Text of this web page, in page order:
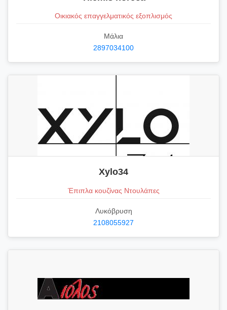
Οικιακός επαγγελματικός εξοπλισμός
Μάλια
2897034100
Xylo34
Έπιπλα κουζίνας Ντουλάπες
Λυκόβρυση
2108055927